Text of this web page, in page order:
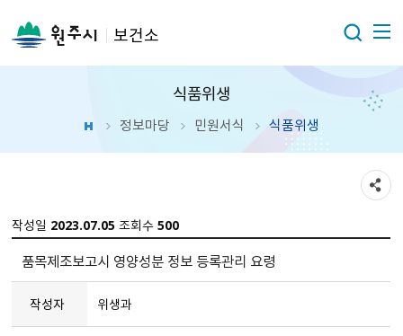
보건소
식품위생
정보마당 민원서식 식품위생
작성일 2023.07.05 조회수500
품목제조보고시 영양성분 정보 등록관리 요령
작성자 위생과